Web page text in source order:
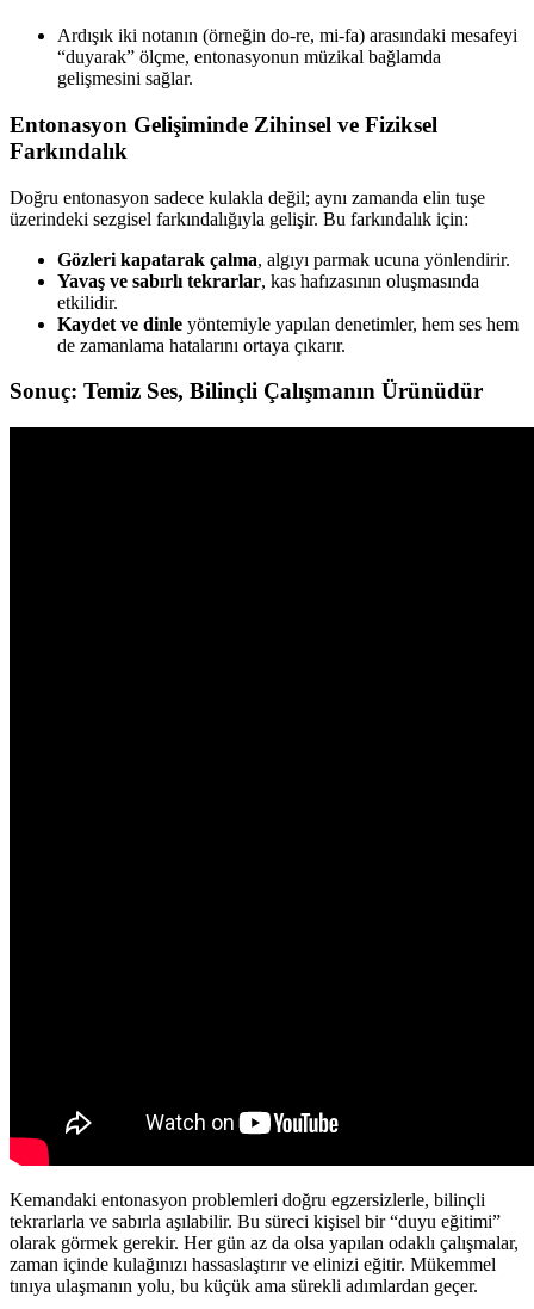
Ardışık iki notanın (örneğin do-re, mi-fa) arasındaki mesafeyi
“duyarak” ölçme, entonasyonun müzikal bağlamda
gelişmesini sağlar.
Entonasyon Gelişiminde Zihinsel ve Fiziksel
Farkındalık
Doğru entonasyon sadece kulakla değil; aynı zamanda elin tuşe
üzerindeki sezgisel farkındalığıyla gelişir. Bu farkındalık için:
Gözleri kapatarak çalma, algıyı parmak ucuna yönlendirir.
Yavaş ve sabırlı tekrarlar, kas hafızasının oluşmasında
etkilidir.
Kaydet ve dinle yöntemiyle yapılan denetimler, hem ses hem
de zamanlama hatalarını ortaya çıkarır.
Sonuç: Temiz Ses, Bilinçli Çalışmanın Ürünüdür
Kemandaki entonasyon problemleri doğru egzersizlerle, bilinçli
tekrarlarla ve sabırla aşılabilir. Bu süreci kişisel bir “duyu eğitimi”
olarak görmek gerekir. Her gün az da olsa yapılan odaklı çalışmalar,
zaman içinde kulağınızı hassaslaştırır ve elinizi eğitir. Mükemmel
tınıya ulaşmanın yolu, bu küçük ama sürekli adımlardan geçer.